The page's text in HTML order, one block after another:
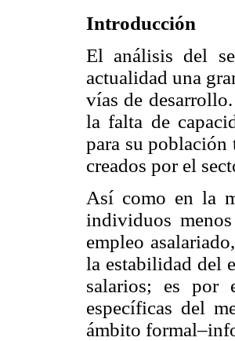
Introducción
El análisis del
actualidad una
vías de
la falta de
para su población
creados por el
Así como en la
individuos
empleo
la estabilidad del
salarios; es por
específicas del
ámbito